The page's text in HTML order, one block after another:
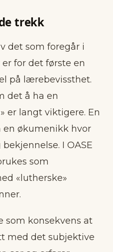
trekk
det som foregår i
for det første en
på lærebevissthet.
det å ha en
er langt viktigere. En
en økumenikk hvor
I OASE
som
«lutherske»
som konsekvens at
med det subjektive